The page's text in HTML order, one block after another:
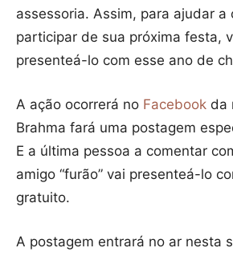
assessoria. Assim, para ajudar a
participar de sua próxima festa,
presenteá-lo com esse ano de
A ação ocorrerá no Facebook da
Brahma fará uma postagem
E a última pessoa a comentar
amigo “furão” vai presenteá-lo
gratuito.
A postagem entrará no ar nesta